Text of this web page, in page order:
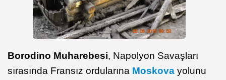
Borodino Muharebesi, Napolyon Savaşları
sırasında Fransız ordularına Moskova yolunu